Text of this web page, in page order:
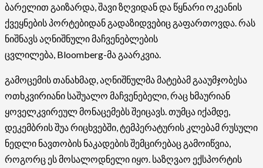
ბარელით გაიზარდა, შავი ზღვიდან და წყნარი ოკეანის
ქვეყნების პორტებიდან გადაზიდვებიც გაფართოვდა. რას
ნიშნავს აღნიშნული მაჩვენებლების
ცვლილება, Bloomberg-მა გაარკვია.
გამოცემის თანახმად, აღნიშნულმა მატებამ გააუმჯობესა
ოთხკვირიანი საშუალო მაჩვენებელი, რაც ხმაურიან
ყოველკვირეულ მონაცემებს შეიცავს. თუმცა იქამდე,
დეკემბრის შუა რიცხვებში, ტემპერატურის კლებამ რუსული
ნედლი ნავთობის ნაკადების შემცირებაც გამოიწვია,
როგორც ეს მოსალოდნელი იყო. საზღვაო ექსპორტის